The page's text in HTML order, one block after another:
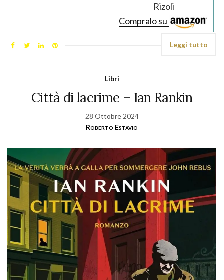
Rizoli
Compralo su
Leggi tutto
Libri
Città di lacrime – Ian Rankin
28 Ottobre 2024
Roberto Estavio